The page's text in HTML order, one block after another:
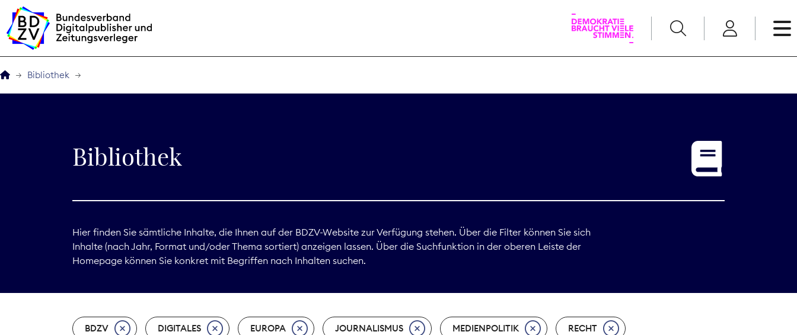
BDZVplus GmbH
Service
Print
Bibliothek
Bibliothek
Hier finden Sie sämtliche Inhalte, die Ihnen auf der BDZV-Website zur Verfügung stehen. Über die Filter können Sie sich
Inhalte (nach Jahr, Format und/oder Thema sortiert) anzeigen lassen. Über die Suchfunktion in der oberen Leiste der
Homepage können Sie konkret mit Begriffen nach Inhalten suchen.
BDZV DIGITALES EUROPA JOURNALISMUS MEDIENPOLITIK RECHT